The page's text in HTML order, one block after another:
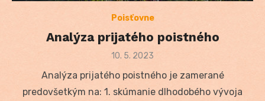
Poisťovne
Analýza prijatého poistného
Posted
10. 5. 2023
Analýza prijatého poistného je zamerané
predovšetkým na: 1. skúmanie dlhodobého vývoja